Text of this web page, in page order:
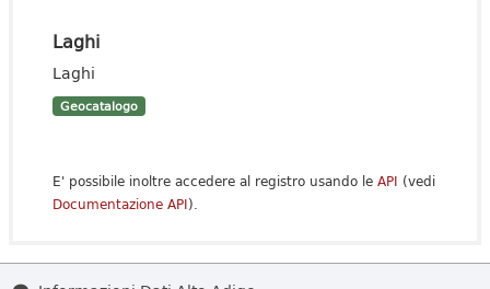
Laghi
Laghi
Geocatalogo
E' possibile inoltre accedere al registro usando le API (vedi
Documentazione API).